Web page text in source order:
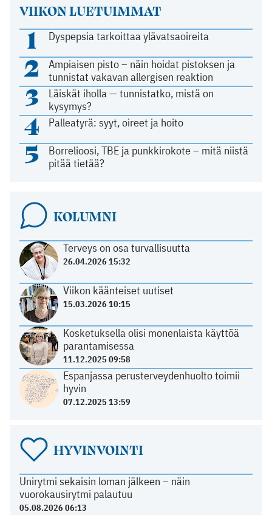
VIIKON LUETUIMMAT
1 Dyspepsia tarkoittaa ylävatsaoireita
2
Ampiaisen pisto – näin hoidat pistoksen ja
tunnistat vakavan allergisen reaktion
3
Läiskät iholla — tunnistatko, mistä on
kysymys?
4 Palleatyrä: syyt, oireet ja hoito
5
Borrelioosi, TBE ja punkkirokote – mitä niistä
pitää tietää?
KOLUMNI
Terveys on osa turvallisuutta
26.04.2026 15:32
Viikon käänteiset uutiset
15.03.2026 10:15
Kosketuksella olisi monenlaista käyttöä
parantamisessa
11.12.2025 09:58
Espanjassa perusterveydenhuolto toimii
hyvin
07.12.2025 13:59
HYVINVOINTI
Unirytmi sekaisin loman jälkeen – näin
vuorokausirytmi palautuu
05.08.2026 06:13